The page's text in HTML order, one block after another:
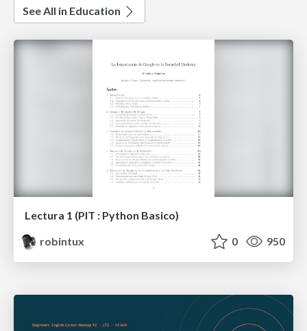
See All in Education
Lectura 1 (PIT : Python Basico)
robintux
0 950